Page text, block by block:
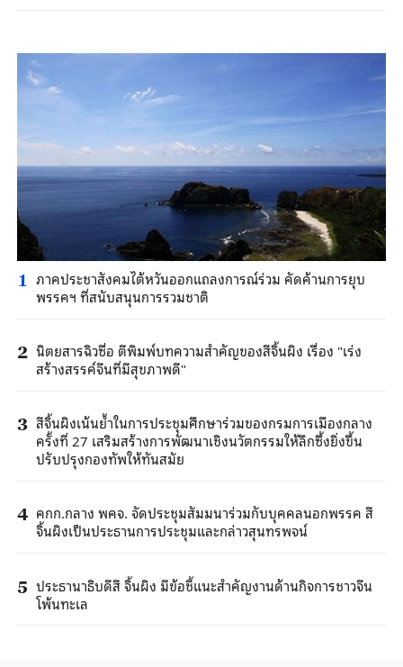
1 ภาคประชาสังคมไต้หวันออกแถลงการณ์ร่วม คัดค้านการยุบ
พรรคฯ ที่สนับสนุนการรวมชาติ
2 นิตยสารฉิวซื่อ ตีพิมพ์บทความสำคัญของสีจิ้นผิง เรื่อง "เร่ง
สร้างสรรค์จีนที่มีสุขภาพดี"
3 สีจิ้นผิงเน้นย้ำในการประชุมศึกษาร่วมของกรมการเมืองกลาง
ครั้งที่ 27 เสริมสร้างการพัฒนาเชิงนวัตกรรมให้ลึกซึ้งยิ่งขึ้น
ปรับปรุงกองทัพให้ทันสมัย
4 คกก.กลาง พคจ. จัดประชุมสัมมนาร่วมกับบุคคลนอกพรรค สี
จิ้นผิงเป็นประธานการประชุมและกล่าวสุนทรพจน์
5 ประธานาธิบดีสี จิ้นผิง มีข้อชี้แนะสำคัญงานด้านกิจการชาวจีน
โพ้นทะเล